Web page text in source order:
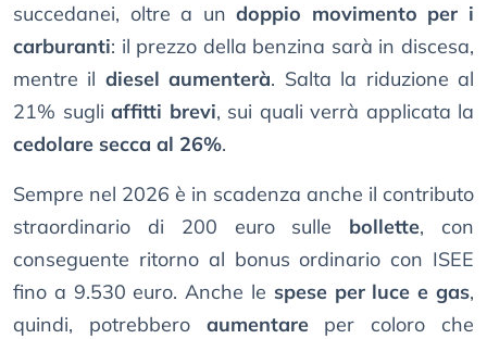
succedanei, oltre a undoppio movimento per i
carburanti: il prezzo della benzina sarà in discesa,
mentre il diesel aumenterà. Salta la riduzione al
21% sugli affitti brevi, sui quali verrà applicata la
cedolare secca al 26%.
Sempre nel 2026 è in scadenza anche il contributo
straordinario di 200 euro sulle bollette, con
conseguente ritorno al bonus ordinario con ISEE
fino a 9.530 euro. Anche le spese per luce e gas,
quindi, potrebbero aumentareper coloro che